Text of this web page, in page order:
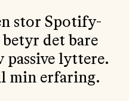
stor Spotify-
det bare
passive lyttere.
min erfaring.